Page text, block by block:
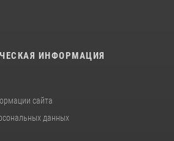
ИНФОРМАЦИЯ
сайта
данных